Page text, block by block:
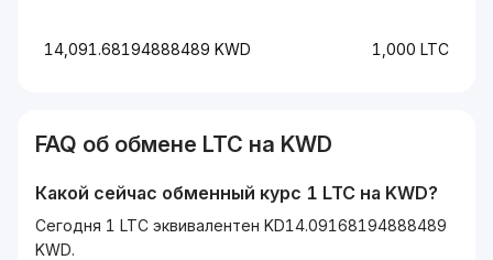
14,091.68194888489 KWD 1,000 LTC
FAQ об обмене LTC на KWD
Какой сейчас обменный курс 1 LTC на KWD?
Сегодня 1 LTC эквивалентен KD14.09168194888489
KWD.